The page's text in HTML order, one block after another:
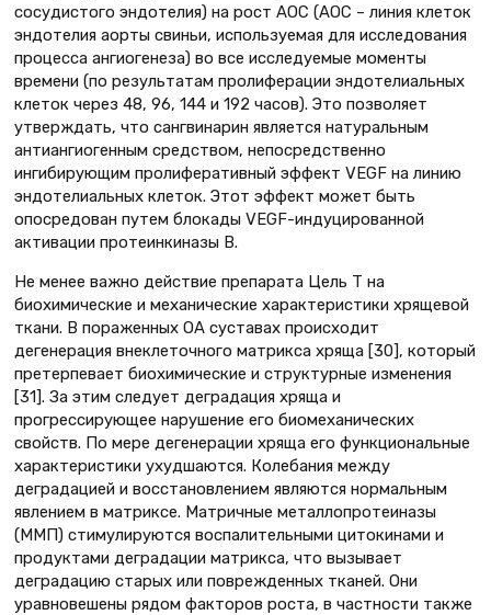
сосудистого эндотелия) на рост AOC (АОС – линия клеток
эндотелия аорты свиньи, используемая для исследования
процесса ангиогенеза) во все исследуемые моменты
времени (по результатам пролиферации эндотелиальных
клеток через 48, 96, 144 и 192 часов). Это позволяет
утверждать, что сангвинарин является натуральным
антиангиогенным средством, непосредственно
ингибирующим пролиферативный эффект VEGF на линию
эндотелиальных клеток. Этот эффект может быть
опосредован путем блокады VEGF-индуцированной
активации протеинкиназы В.
Не менее важно действие препарата Цель Т на
биохимические и механические характеристики хрящевой
ткани. В пораженных ОА суставах происходит
дегенерация внеклеточного матрикса хряща [30], который
претерпевает биохимические и структурные изменения
[31]. За этим следует деградация хряща и
прогрессирующее нарушение его биомеханических
свойств. По мере дегенерации хряща его функциональные
характеристики ухудшаются. Колебания между
деградацией и восстановлением являются нормальным
явлением в матриксе. Матричные металлопротеиназы
(ММП) стимулируются воспалительными цитокинами и
продуктами деградации матрикса, что вызывает
деградацию старых или поврежденных тканей. Они
уравновешены рядом факторов роста, в частности также